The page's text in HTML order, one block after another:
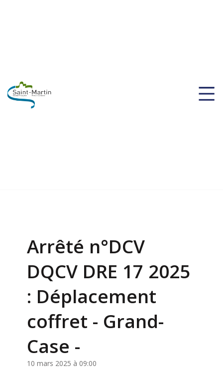
Arrêté n°DCV
DQCV DRE 17 2025
: Déplacement
coffret - Grand-
Case -
10 mars 2025 à 09:00